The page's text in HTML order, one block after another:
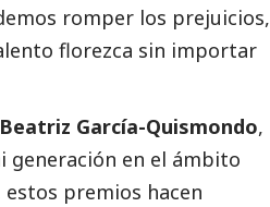
romper los prejuicios,
florezca sin importar
García-Quismondo,
generación en el ámbito
premios hacen